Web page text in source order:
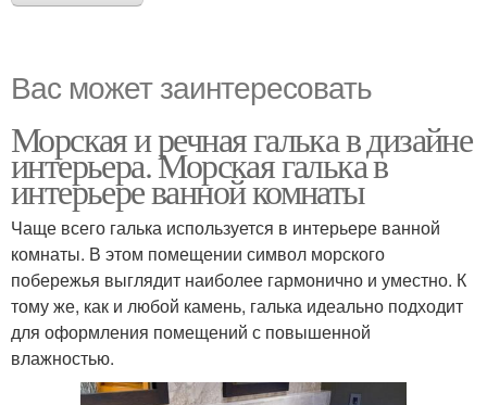
Вас может заинтересовать
Морская и речная галька в дизайне
интерьера. Морская галька в
интерьере ванной комнаты
Чаще всего галька используется в интерьере ванной
комнаты. В этом помещении символ морского
побережья выглядит наиболее гармонично и уместно. К
тому же, как и любой камень, галька идеально подходит
для оформления помещений с повышенной
влажностью.